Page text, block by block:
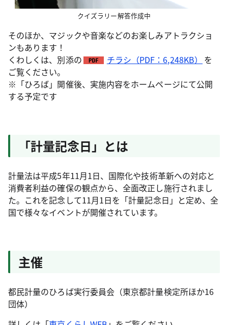
クイズラリー解答作成中
そのほか、マジックや音楽などのお楽しみアトラクショ
ンもあります！
くわしくは、別添の
チラシ（PDF：6,248KB）
を
ご覧ください。
※「ひろば」開催後、実施内容をホームページにて公開
する予定です
「計量記念日」とは
計量法は平成5年11月1日、国際化や技術革新への対応と
消費者利益の確保の観点から、全面改正し施行されまし
た。これを記念して11月1日を「計量記念日」と定め、全
国で様々なイベントが開催されています。
主催
都民計量のひろば実行委員会（東京都計量検定所ほか16
団体）